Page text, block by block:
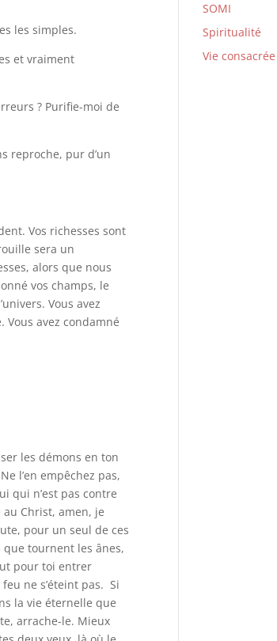
les simples.
et vraiment
? Purifie-moi de
reproche, pur d’un
Vos richesses sont
sera un
alors que nous
vos champs, le
Vous avez
avez condamné
les démons en ton
l’en empêchez pas,
qui n’est pas contre
Christ, amen, je
pour un seul de ces
tournent les ânes,
pour toi entrer
ne s’éteint pas. Si
la vie éternelle que
arrache-le. Mieux
SOMI
Spiritualité
Vie consacrée